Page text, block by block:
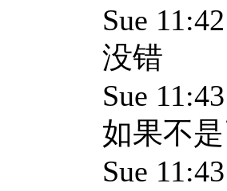
Sue
没错
Sue
如果不
Sue